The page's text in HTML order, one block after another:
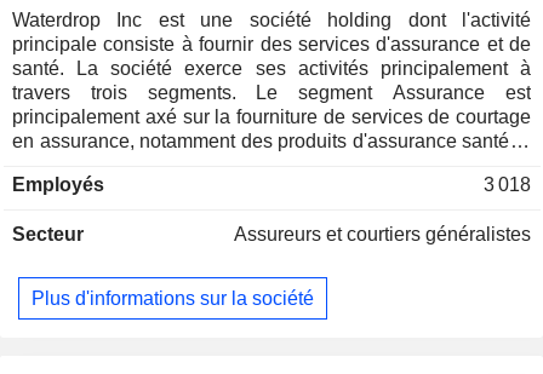
Waterdrop Inc est une société holding dont l'activité
principale consiste à fournir des services d'assurance et de
santé. La société exerce ses activités principalement à
travers trois segments. Le segment Assurance est
principalement axé sur la fourniture de services de courtage
en assurance, notamment des produits d'assurance santé et
segment Financement participatif est principalement axé sur
segment Autres comprend la vente en ligne de produits de
numérique multicanal et d'autres activités.
Employés 3 018
Secteur Assureurs et courtiers généralistes
Plus d'informations sur la société